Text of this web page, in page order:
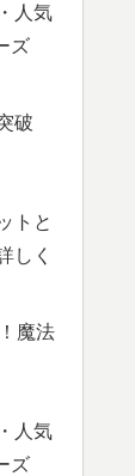
人気
ズ
破
トと
しく
魔法
人気
ズ